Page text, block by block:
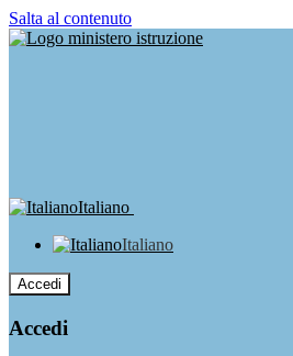
Salta al contenuto
Italiano
Italiano
Accedi
Accedi